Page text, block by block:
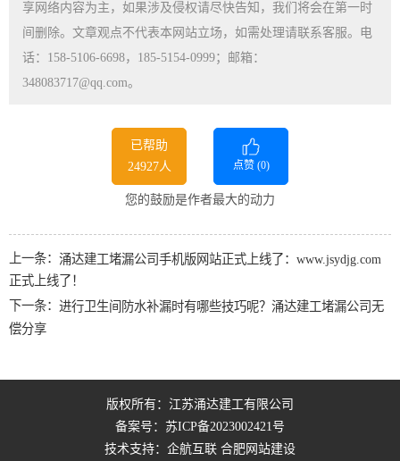
享网络内容为主，如果涉及侵权请尽快告知，我们将会在第一时
间删除。文章观点不代表本网站立场，如需处理请联系客服。电
话：158-5106-6698，185-5154-0999；邮箱：
348083717@qq.com。
已帮助
24927人
点赞 (0)
您的鼓励是作者最大的动力
上一条： 涌达建工堵漏公司手机版网站正式上线了：www.jsydjg.com
正式上线了！
下一条： 进行卫生间防水补漏时有哪些技巧呢？涌达建工堵漏公司无
偿分享
版权所有：江苏涌达建工有限公司
备案号： 苏ICP备2023002421号
技术支持：企航互联 合肥网站建设